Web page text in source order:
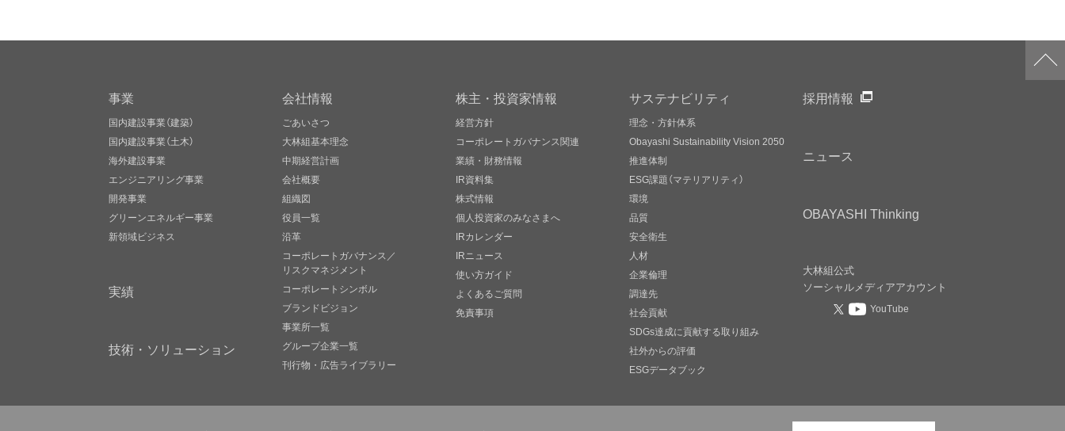
事業
国内建設事業（建築）
国内建設事業（土木）
海外建設事業
エンジニアリング事業
開発事業
グリーンエネルギー事業
新領域ビジネス
実績
技術・ソリューション
会社情報
ごあいさつ
大林組基本理念
中期経営計画
会社概要
組織図
役員一覧
沿革
コーポレートガバナンス／
リスクマネジメント
コーポレートシンボル
ブランドビジョン
事業所一覧
グループ企業一覧
刊行物・広告ライブラリー
株主・投資家情報
経営方針
コーポレートガバナンス関連
業績・財務情報
IR資料集
株式情報
個人投資家のみなさまへ
IRカレンダー
IRニュース
使い方ガイド
よくあるご質問
免責事項
サステナビリティ
理念・方針体系
Obayashi Sustainability Vision 2050
推進体制
ESG課題（マテリアリティ）
環境
品質
安全衛生
人材
企業倫理
調達先
社会貢献
SDGs達成に貢献する取り組み
社外からの評価
ESGデータブック
採用情報
ニュース
OBAYASHI Thinking
大林組公式
ソーシャルメディアアカウント
YouTube